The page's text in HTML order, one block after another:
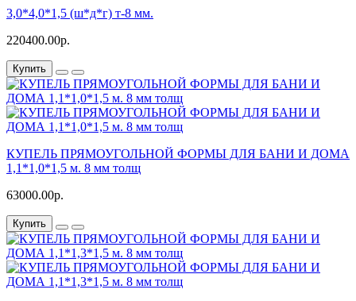
3,0*4,0*1,5 (ш*д*г) т-8 мм.
220400.00р.
Купить
КУПЕЛЬ ПРЯМОУГОЛЬНОЙ ФОРМЫ ДЛЯ БАНИ И ДОМА
1,1*1,0*1,5 м. 8 мм толщ
63000.00р.
Купить